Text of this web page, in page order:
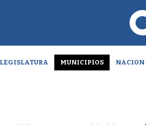
LEGISLATURA MUNICIPIOS NACION